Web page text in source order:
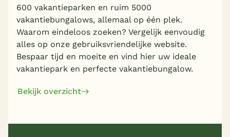
600 vakantieparken en ruim 5000
vakantiebungalows, allemaal op één plek.
Waarom eindeloos zoeken? Vergelijk eenvoudig
alles op onze gebruiksvriendelijke website.
Bespaar tijd en moeite en vind hier uw ideale
vakantiepark en perfecte vakantiebungalow.
Bekijk overzicht